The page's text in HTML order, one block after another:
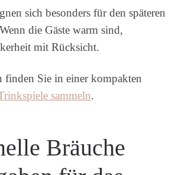
sich besonders für den späteren
die Gäste warm sind,
mit Rücksicht.
finden Sie in einer kompakten
sammeln.
Bräuche